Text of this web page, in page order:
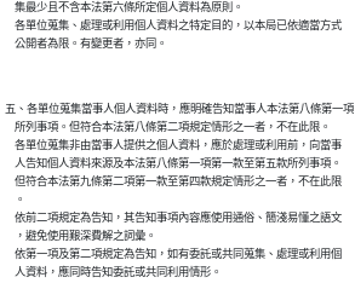
    集最少且不含本法第六條所定個人資料為原則。
    各單位蒐集、處理或利用個人資料之特定目的，以本局已依適當方式
五、各單位蒐集當事人個人資料時，應明確告知當事人本法第八條第一項
    所列事項。但符合本法第八條第二項規定情形之一者，不在此限。
    各單位蒐集非由當事人提供之個人資料，應於處理或利用前，向當事
    人告知個人資料來源及本法第八條第一項第一款至第五款所列事項。
    但符合本法第九條第二項第一款至第四款規定情形之一者，不在此限
    。
    依前二項規定為告知，其告知事項內容應使用通俗、簡淺易懂之語文
    ，避免使用艱深費解之詞彙。
    依第一項及第二項規定為告知，如有委託或共同蒐集、處理或利用個
    人資料，應同時告知委託或共同利用情形。